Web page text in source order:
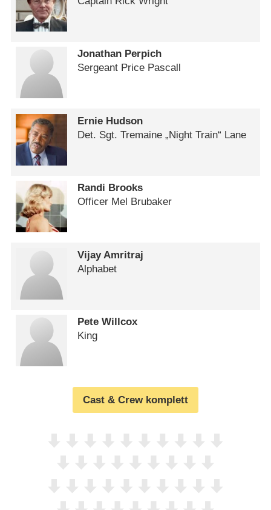
Jonathan Perpich
Sergeant Price Pascall
Ernie Hudson
Det. Sgt. Tremaine „Night Train“ Lane
Randi Brooks
Officer Mel Brubaker
Vijay Amritraj
Alphabet
Pete Willcox
King
Cast & Crew komplett